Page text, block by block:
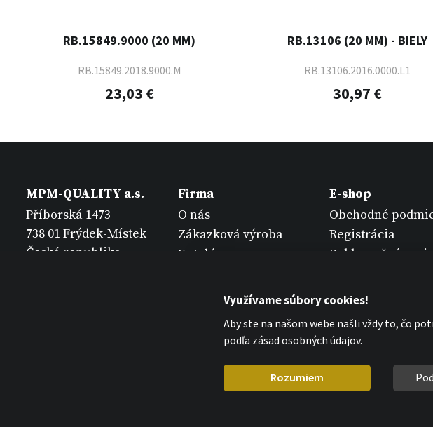
RB.15849.9000 (20 MM)
RB.15849.2018.9000.M
23,03 €
RB.13106 (20 MM) - BIELY
RB.13106.2016.0000.L1
30,97 €
MPM-QUALITY a.s.
Příborská 1473
738 01 Frýdek-Místek
Česká republika
Firma
O nás
Zákazková výroba
Katalógy
E-shop
Obchodné
Registrácia
Reklamačný
Údržba hodiniek
údajov
Využívame súbory cookies!
Aby ste na našom webe našli vždy to, čo
podľa zásad osobných údajov.
Rozumiem